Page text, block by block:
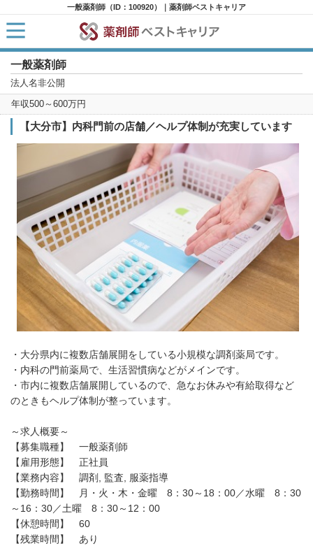
一般薬剤師（ID：100920）｜薬剤師ベストキャリア
一般薬剤師
法人名非公開
年収500～600万円
【大分市】内科門前の店舗／ヘルプ体制が充実しています
・大分県内に複数店舗展開をしている小規模な調剤薬局です。
・内科の門前薬局で、生活習慣病などがメインです。
・市内に複数店舗展開しているので、急なお休みや有給取得など
のときもヘルプ体制が整っています。
～求人概要～
【募集職種】 一般薬剤師
【雇用形態】 正社員
【業務内容】 調剤, 監査, 服薬指導
【勤務時間】 月・火・木・金曜 8：30～18：00／水曜 8：30
～16：30／土曜 8：30～12：00
【休憩時間】 60
【残業時間】 あり
HOME
求人検索
新着求人
求人ランキング
キャリアアドバイザー紹介
コラム
転職支援サービスに申し込む